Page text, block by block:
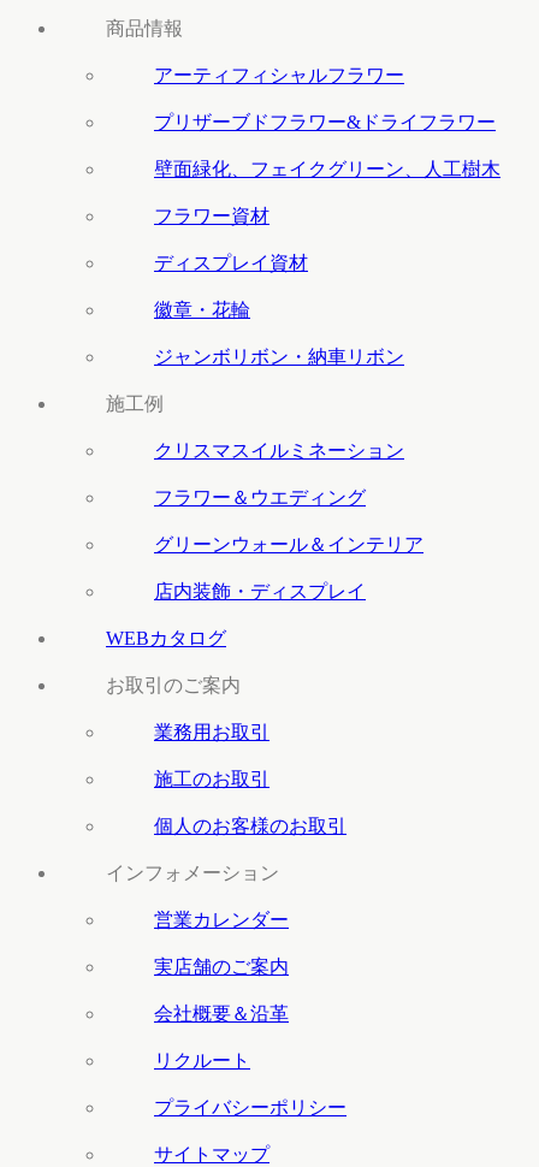
商品情報
アーティフィシャルフラワー
プリザーブドフラワー&ドライフラワー
壁面緑化、フェイクグリーン、人工樹木
フラワー資材
ディスプレイ資材
徽章・花輪
ジャンボリボン・納車リボン
施工例
クリスマスイルミネーション
フラワー＆ウエディング
グリーンウォール＆インテリア
店内装飾・ディスプレイ
WEBカタログ
お取引のご案内
業務用お取引
施工のお取引
個人のお客様のお取引
インフォメーション
営業カレンダー
実店舗のご案内
会社概要＆沿革
リクルート
プライバシーポリシー
サイトマップ